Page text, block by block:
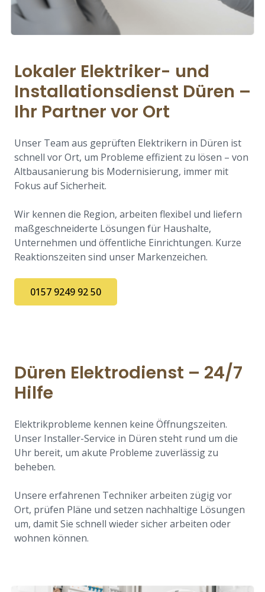
Lokaler Elektriker- und
Installationsdienst Düren –
Ihr Partner vor Ort
Unser Team aus geprüften Elektrikern in Düren ist
schnell vor Ort, um Probleme effizient zu lösen – von
Altbausanierung bis Modernisierung, immer mit
Fokus auf Sicherheit.
Wir kennen die Region, arbeiten flexibel und liefern
maßgeschneiderte Lösungen für Haushalte,
Unternehmen und öffentliche Einrichtungen. Kurze
Reaktionszeiten sind unser Markenzeichen.
0157 9249 92 50
Düren Elektrodienst – 24/7
Hilfe
Elektrikprobleme kennen keine Öffnungszeiten.
Unser Installer-Service in Düren steht rund um die
Uhr bereit, um akute Probleme zuverlässig zu
beheben.
Unsere erfahrenen Techniker arbeiten zügig vor
Ort, prüfen Pläne und setzen nachhaltige Lösungen
um, damit Sie schnell wieder sicher arbeiten oder
wohnen können.